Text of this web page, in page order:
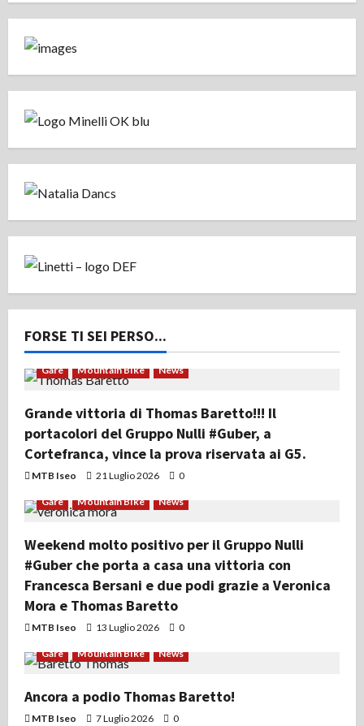
FORSE TI SEI PERSO...
Gare Mountain Bike News
Grande vittoria di Thomas Baretto!!! Il
portacolori del Gruppo Nulli #Guber, a
Cortefranca, vince la prova riservata ai G5.
MTB Iseo 21 Luglio 2026 0
Gare Mountain Bike News
Weekend molto positivo per il Gruppo Nulli
#Guber che porta a casa una vittoria con
Francesca Bersani e due podi grazie a Veronica
Mora e Thomas Baretto
MTB Iseo 13 Luglio 2026 0
Gare Mountain Bike News
Ancora a podio Thomas Baretto!
MTB Iseo 7 Luglio 2026 0